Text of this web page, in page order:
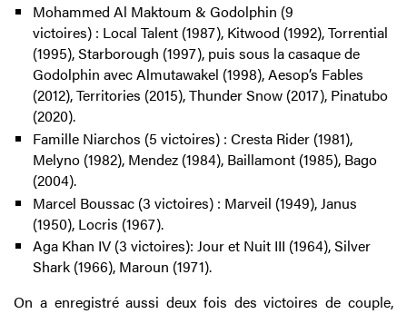
Mohammed Al Maktoum & Godolphin (9
victoires) : Local Talent (1987), Kitwood (1992), Torrential
(1995), Starborough (1997), puis sous la casaque de
Godolphin avec Almutawakel (1998), Aesop’s Fables
(2012), Territories (2015), Thunder Snow (2017), Pinatubo
(2020).
Famille Niarchos (5 victoires) : Cresta Rider (1981),
Melyno (1982), Mendez (1984), Baillamont (1985), Bago
(2004).
Marcel Boussac (3 victoires) : Marveil (1949), Janus
(1950), Locris (1967).
Aga Khan IV (3 victoires): Jour et Nuit III (1964), Silver
Shark (1966), Maroun (1971).
On a enregistré aussi deux fois des victoires de couple,